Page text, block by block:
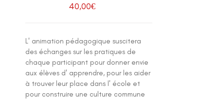
40,00€
L' animation pédagogique suscitera
des échanges sur les pratiques de
chaque participant pour donner envie
aux élèves d' apprendre, pour les aider
à trouver leur place dans l' école et
pour construire une culture commune